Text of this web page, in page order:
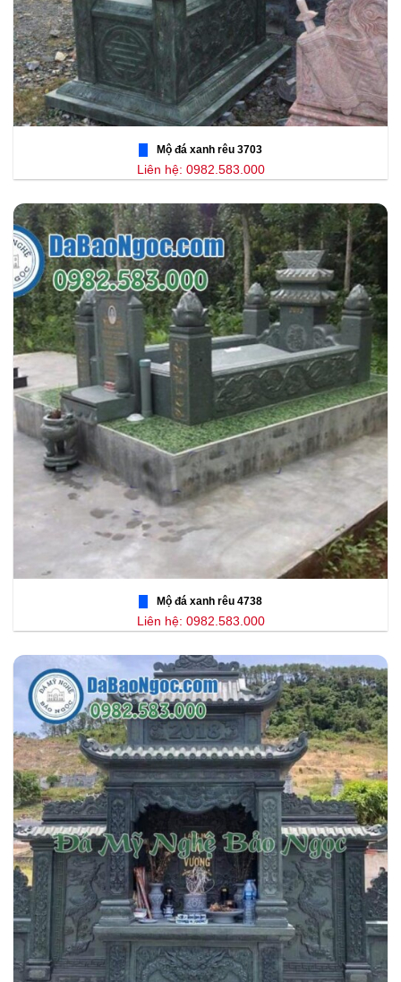
Mộ đá xanh rêu 3703
Liên hệ: 0982.583.000
Mộ đá xanh rêu 4738
Liên hệ: 0982.583.000